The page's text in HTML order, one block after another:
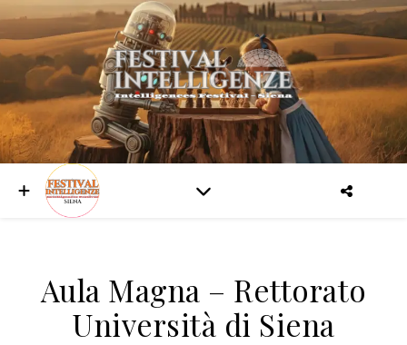
Aula Magna – Rettorato
Università di Siena